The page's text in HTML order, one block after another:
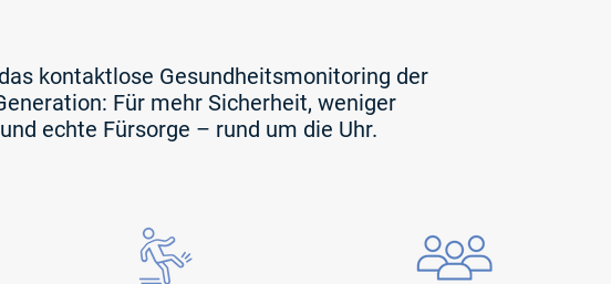
kontaktlose Gesundheitsmonitoring der
Für mehr Sicherheit, weniger
echte Fürsorge – rund um die Uhr.